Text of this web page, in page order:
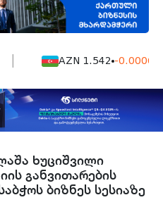
AZN 1.542 -0.0006
ხუციშვილი
განვითარების
ბიზნეს სესიაზე